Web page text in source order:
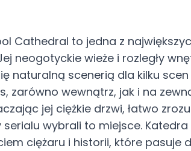
Cathedral to jedna z
neogotyckie wieże i rozległy
naturalną scenerią dla kilku scen
zarówno wewnątrz, jak i na
jej ciężkie drzwi, łatwo
wybrali to miejsce.
ciężaru i historii, które pasuje